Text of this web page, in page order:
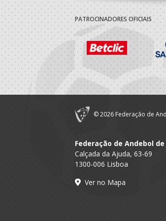
PATROCINADORES OFICIAIS
© 2026 Federação de
Federação de Andebol
Calçada da Ajuda, 63-69
1300-006 Lisboa
Ver no Mapa